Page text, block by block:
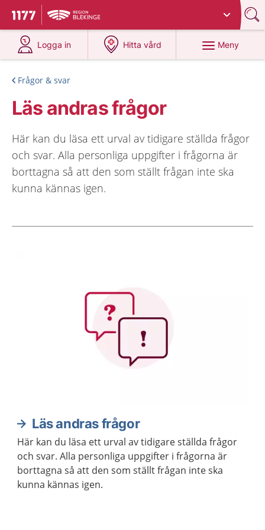
Till startsidan för 1177
Du har valt region
Logga in
på 1177.se
Hitta vård
på 1177.se
Meny
Frågor & svar
Läs andras frågor
Här kan du läsa ett urval av tidigare ställda frågor
och svar. Alla personliga uppgifter i frågorna är
borttagna så att den som ställt frågan inte ska
kunna kännas igen.
Läs andras frågor
Här kan du läsa ett urval av tidigare ställda frågor
och svar. Alla personliga uppgifter i frågorna är
borttagna så att den som ställt frågan inte ska
kunna kännas igen.